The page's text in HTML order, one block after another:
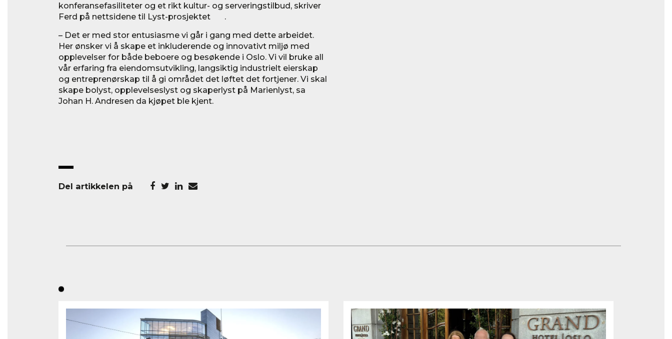
konferansefasiliteter og et rikt kultur- og serveringstilbud, skriver
Ferd på nettsidene til Lyst-prosjektet .
– Det er med stor entusiasme vi går i gang med dette arbeidet.
Her ønsker vi å skape et inkluderende og innovativt miljø med
opplevelser for både beboere og besøkende i Oslo. Vi vil bruke all
vår erfaring fra eiendomsutvikling, langsiktig industrielt eierskap
og entreprenørskap til å gi området det løftet det fortjener. Vi skal
skape bolyst, opplevelseslyst og skaperlyst på Marienlyst, sa
Johan H. Andresen da kjøpet ble kjent.
Del artikkelen på